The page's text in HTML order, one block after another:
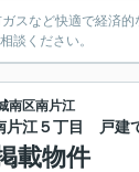
スなど快適で経済
談ください。
南区南片江
片江５丁目 戸建
載物件